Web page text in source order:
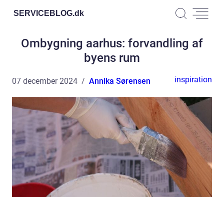
SERVICEBLOG.dk
Ombygning aarhus: forvandling af
byens rum
07 december 2024 Annika Sørensen inspiration